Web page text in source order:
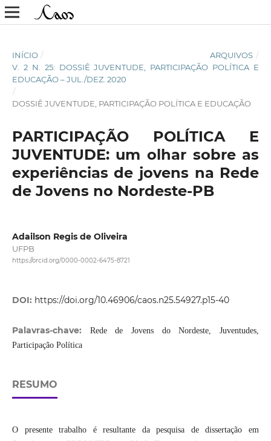
INÍCIO / ARQUIVOS /
V. 2 N. 25: DOSSIÊ JUVENTUDE, PARTICIPAÇÃO POLÍTICA E
EDUCAÇÃO – JUL./DEZ. 2020
/
DOSSIÊ JUVENTUDE, PARTICIPAÇÃO POLÍTICA E EDUCAÇÃO
PARTICIPAÇÃO POLÍTICA E
JUVENTUDE: um olhar sobre as
experiências de jovens na Rede
de Jovens no Nordeste-PB
Adailson Regis de Oliveira
UFPB
https://orcid.org/0000-0002-6475-8721
DOI: https://doi.org/10.46906/caos.n25.54927.p15-40
Palavras-chave:
Rede de Jovens do Nordeste, Juventudes,
Participação Política
RESUMO
O presente trabalho é resultante da pesquisa de dissertação em